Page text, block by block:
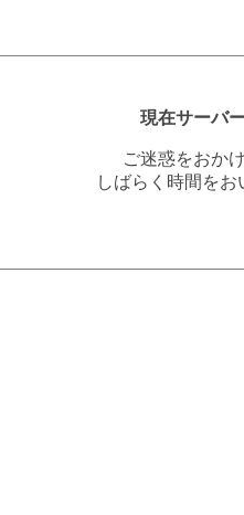
現在サーバ
ご迷惑をおか
しばらく時間を